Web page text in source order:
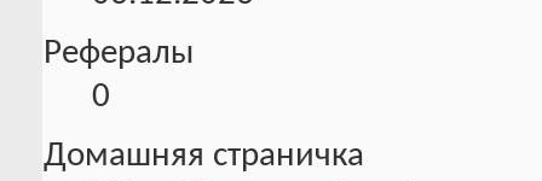
Рефералы
0
Домашняя страничка